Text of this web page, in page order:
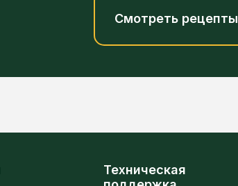
Смотреть рецепты
Техническая